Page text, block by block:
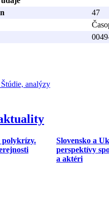
47
analýzy
polykrízy.
Slovensko a
perspektívy
a aktéri